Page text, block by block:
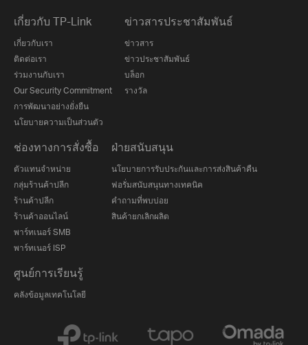
เกี่ยวกับ TP-Link
เกี่ยวกับเรา
ติดต่อเรา
ร่วมงานกับเรา
Our Security Commitment
การพัฒนาอย่างยั่งยืน
นโยบายความเป็นส่วนตัว
ข่าวสารประชาสัมพันธ์
ข่าวสาร
ข่าวประชาสัมพันธ์
บล็อก
รางวัล
ช่องทางการสั่งซื้อ
ตัวแทนจำหน่าย
กลุ่มร้านค้าปลีก
ร้านค้าปลีก
ร้านค้าออนไลน์
พาร์ทเนอร์ SMB
พาร์ทเนอร์ ISP
ฝ่ายสนับสนุน
นโยบายการรับประกันและการส่งสินค้าคืน
ฟอรั่มสนับสนุนทางเทคนิค
คำถามที่พบบ่อย
สินค้ายกเลิกผลิต
ศูนย์การเรียนรู้
คลังข้อมูลเทคโนโลยี